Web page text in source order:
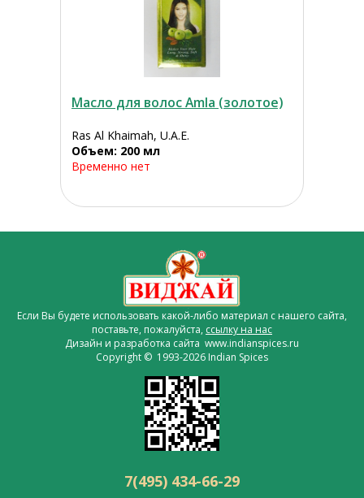
Масло для волос Amla (золотое)
Ras Al Khaimah, U.A.E.
Объем: 200 мл
Временно нет
Если Вы будете использовать какой-либо материал с нашего сайта,
поставьте, пожалуйста, ссылку на нас
Дизайн и разработка сайта www.indianspices.ru
Copyright © 1993-2026 Indian Spices
7(495) 434-66-29